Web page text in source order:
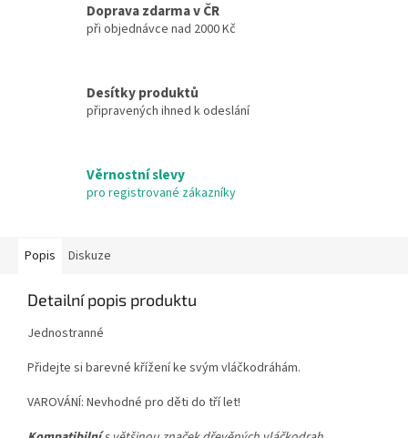
Doprava zdarma v ČR
při objednávce nad 2000 Kč
Desítky produktů
připravených ihned k odeslání
Věrnostní slevy
pro registrované zákazníky
Popis Diskuze
Detailní popis produktu
Jednostranné
Přidejte si barevné křížení ke svým vláčkodráhám.
VAROVÁNÍ: Nevhodné pro děti do tří let!